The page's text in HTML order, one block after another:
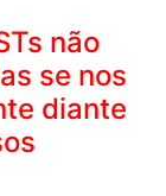
não
se nos
diante